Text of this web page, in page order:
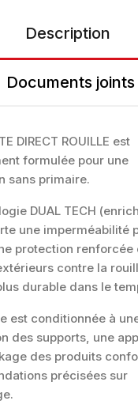
Description
Documents joints
DIRECT ROUILLE est
formulée pour une
sans primaire.
DUAL TECH
une imperméabilité
protection renforcée
contre la
durable dans le
est conditionnée à
des supports, une
des produits
précisées sur